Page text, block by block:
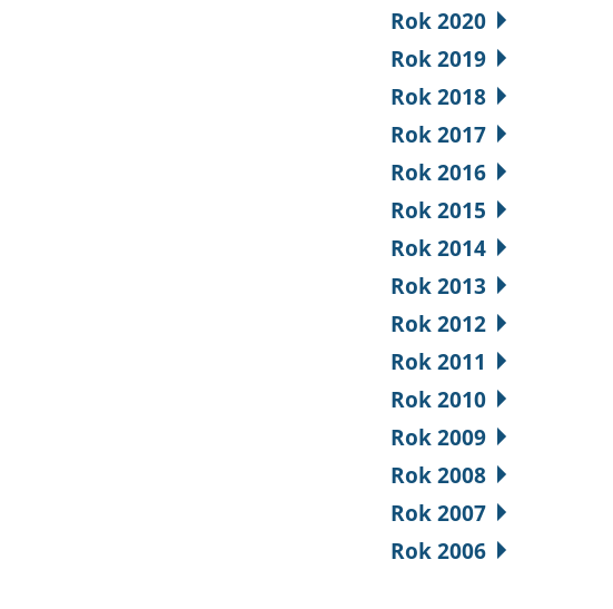
Rok 2020
Rok 2019
Rok 2018
Rok 2017
Rok 2016
Rok 2015
Rok 2014
Rok 2013
Rok 2012
Rok 2011
Rok 2010
Rok 2009
Rok 2008
Rok 2007
Rok 2006